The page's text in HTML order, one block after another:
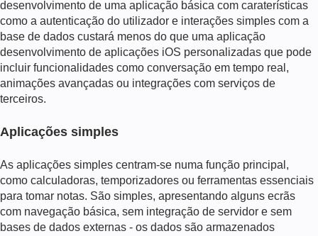
desenvolvimento de uma aplicação básica com caraterísticas
como a autenticação do utilizador e interações simples com a
base de dados custará menos do que uma aplicação
desenvolvimento de aplicações iOS personalizadas que pode
incluir funcionalidades como conversação em tempo real,
animações avançadas ou integrações com serviços de
terceiros.
Aplicações simples
As aplicações simples centram-se numa função principal,
como calculadoras, temporizadores ou ferramentas essenciais
para tomar notas. São simples, apresentando alguns ecrãs
com navegação básica, sem integração de servidor e sem
bases de dados externas - os dados são armazenados